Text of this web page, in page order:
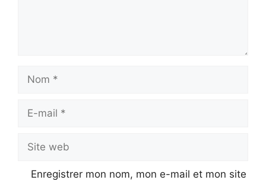
mail
web
Enregistrer mon nom, mon e-mail et mon site